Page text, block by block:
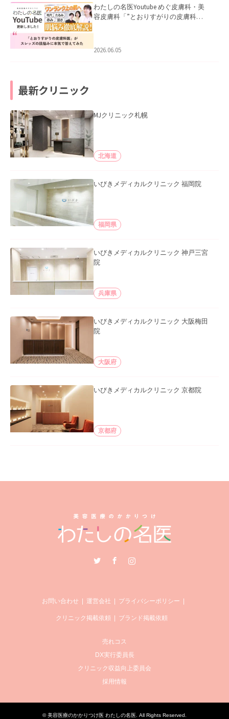
わたしの名医Youtube めぐ皮膚科・美
容皮膚科「”とおりすがりの皮膚科
2026.06.05
最新クリニック
MJクリニック札幌
北海道
いびきメディカルクリニック 福岡院
福岡県
いびきメディカルクリニック 神戸三宮
院
兵庫県
いびきメディカルクリニック 大阪梅田
院
大阪府
いびきメディカルクリニック 京都院
京都府
Instagram
お問い合わせ 運営会社 プライバシーポリシー
クリニック掲載依頼 ブランド掲載依頼
売れコス
DX実行委員長
クリニック収益向上委員会
採用情報
©美容医療のかかりつけ医 わたしの名医 . All Rights Reserved.